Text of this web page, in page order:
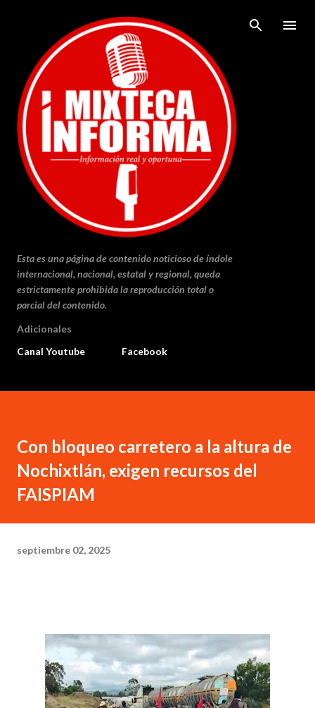
Ir al contenido principal
Esta es una página de contenido noticioso de índole
internacional, nacional, estatal y regional, queda
estrictamente prohibida la reproducción total o
parcial del contenido.
Adicionales
Canal Youtube
Facebook
Con bloqueo carretero a la altura de
Nochixtlán, exigen recursos del
FAISPIAM
septiembre 02, 2025